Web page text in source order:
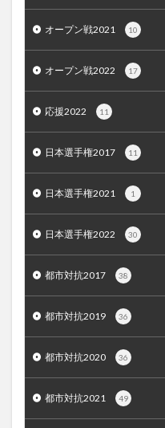
オープン戦2021 10
オープン戦2022 17
応援2022 11
日本選手権2017 11
日本選手権2021 1
日本選手権2022 30
都市対抗2017 38
都市対抗2019 36
都市対抗2020 36
都市対抗2021 49